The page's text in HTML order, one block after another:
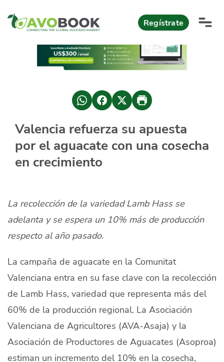
Regístrate
AvoReports
AvoComments
AvoMagazine
Iniciar Sesión
Quiénes Somos
Productores
Mercados
Valencia refuerza su apuesta
por el aguacate con una cosecha
en crecimiento
La recolección de la variedad Lamb Hass se
adelanta y se espera un 10% más de producción
respecto al año pasado.
La campaña de aguacate en la Comunitat
Valenciana entra en su fase clave con la recolección
de Lamb Hass, variedad que representa más del
60% de la producción regional. La Asociación
Valenciana de Agricultores (AVA-Asaja) y la
Asociación de Productores de Aguacates (Asoproa)
estiman un incremento del 10% en la cosecha,